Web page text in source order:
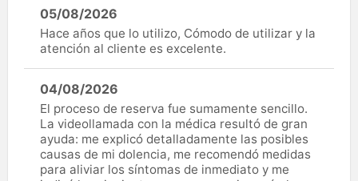
05/08/2026
Hace años que lo utilizo, Cómodo de utilizar y la
atención al cliente es excelente.
04/08/2026
El proceso de reserva fue sumamente sencillo.
La videollamada con la médica resultó de gran
ayuda: me explicó detalladamente las posibles
causas de mi dolencia, me recomendó medidas
para aliviar los síntomas de inmediato y me